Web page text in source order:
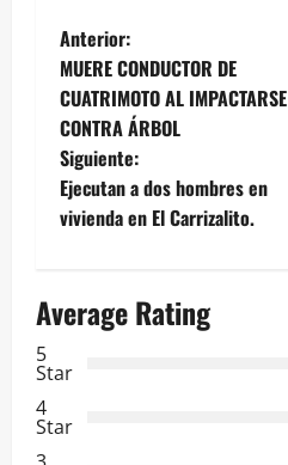
N
a
v
e
a
i
ó
Anterior:
MUERE CONDUCTOR DE
CUATRIMOTO AL IMPACTARSE
CONTRA ÁRBOL
Siguiente:
Ejecutan a dos hombres en
vivienda en El Carrizalito.
Average Rating
5
Star
4
Star